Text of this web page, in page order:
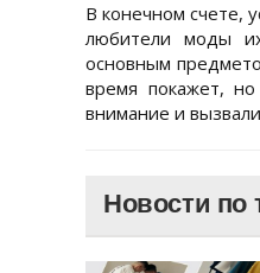
В конечном счете,
любители моды
основным
время покажет,
внимание и
Новости по